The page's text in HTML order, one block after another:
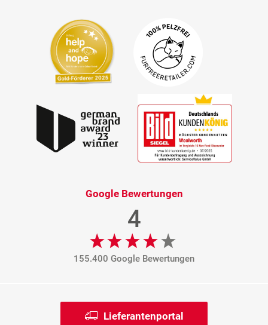
Google Bewertungen
4
155.400 Google Bewertungen
Lieferantenportal